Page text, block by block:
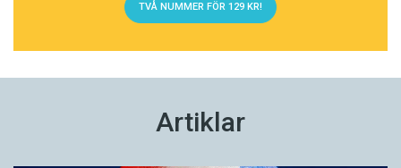
TVÅ NUMMER FÖR 129 KR!
Artiklar